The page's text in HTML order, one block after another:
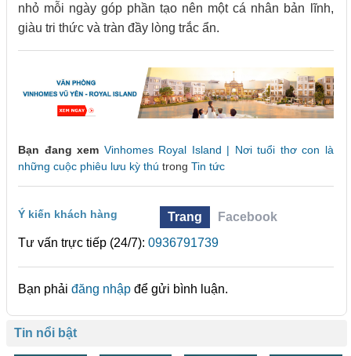
nhỏ mỗi ngày góp phần tạo nên một cá nhân bản lĩnh,
giàu tri thức và tràn đầy lòng trắc ẩn.
Bạn đang xem Vinhomes Royal Island | Nơi tuổi thơ con là
những cuộc phiêu lưu kỳ thú trong Tin tức
Ý kiến khách hàng Trang
Facebook
Tư vấn trực tiếp (24/7): 0936791739
Bạn phải đăng nhập để gửi bình luận.
Tin nổi bật